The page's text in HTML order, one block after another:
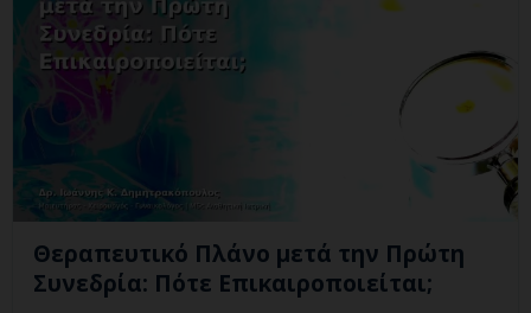
Θεραπευτικό Πλάνο μετά την Πρώτη
Συνεδρία: Πότε Επικαιροποιείται;